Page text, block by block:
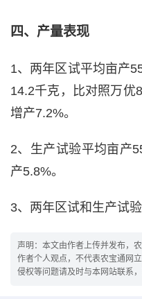
四、产量表现
1、两年区试平均亩产
14.2千克，比对照万优
增产7.2%。
2、生产试验平均亩产
产5.8%。
3、两年区试和生产试
声明：本文由作者上传并发布，
作者个人观点，不代表农宝通网
侵权等问题请及时与本网站联系